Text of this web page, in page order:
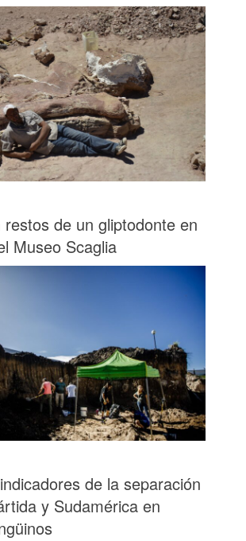
de un gliptodonte en
Museo Scaglia
de la separación
y Sudamérica en